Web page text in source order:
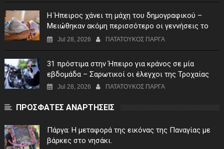
Η Ήπειρος χάνει τη μάχη του δημογραφικού –
Μειώθηκαν ακόμη περισσότερο οι γεννήσεις το
πρώτο τρίμηνο του 2026
Jul 28, 2026 ΠΑΤΑΤΟΥΚΟΣ ΠΑΡΓΑ
31 πρόστιμα στην Ήπειρο για κράνος σε μία
εβδομάδα – Σαρωτικοί οι έλεγχοι της Τροχαίας
Jul 28, 2026 ΠΑΤΑΤΟΥΚΟΣ ΠΑΡΓΑ
ΠΡΟΣΦΑΤΕΣ ΑΝΑΡΤΗΣΕΙΣ
Πάργα: Η μεταφορά της εικόνας της Παναγίας με
βάρκες στο νησάκι.